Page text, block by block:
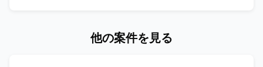
ネットワーク機器の設定変更作業も実施いたします。デー
他の案件を見る